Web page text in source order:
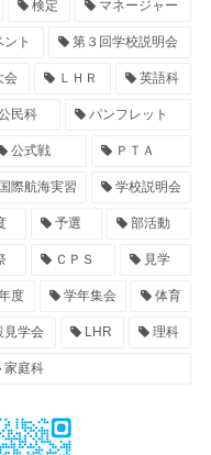
検定 マネージャー
ント 第３回学校説明会
会 ＬＨＲ 英語科
民科 パンフレット
公式戦 ＰＴＡ
国際航海実習 学校説明会
予選 部活動
ＣＰＳ 見学
度 学年集会 体育
学会 LHR 理科
家庭科